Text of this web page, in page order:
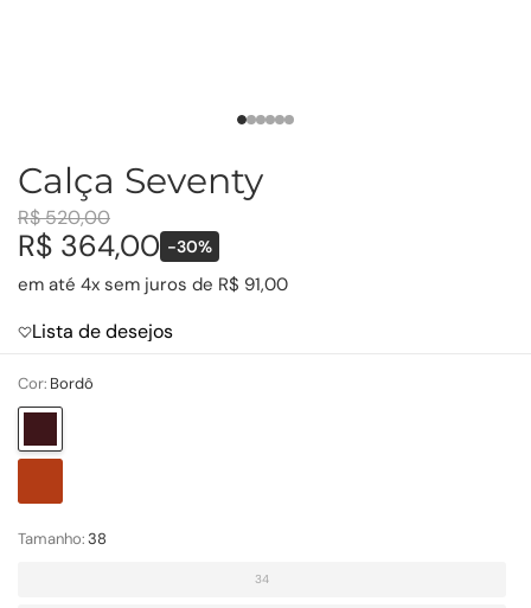
Calça Seventy
R$ 520,00
R$ 364,00 -30%
em até 4x sem juros de R$ 91,00
Lista de desejos
Cor: Bordô
Bordô
Tamanho:38
34